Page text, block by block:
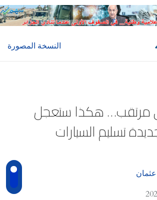
النسخة المصورة
مرتقب… هكذا ستعجل
تسليم السيارات